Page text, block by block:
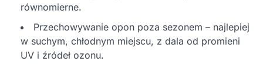
równomierne.
Przechowywanie opon poza sezonem – najlepiej
w suchym, chłodnym miejscu, z dala od promieni
UV i źródeł ozonu.